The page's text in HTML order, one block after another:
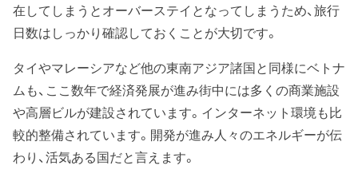
在してしまうとオーバーステイとなってしまうため、旅行
日数はしっかり確認しておくことが大切です。
タイやマレーシアなど他の東南アジア諸国と同様にベトナ
ムも、ここ数年で経済発展が進み街中には多くの商業施設
や高層ビルが建設されています。インターネット環境も比
較的整備されています。開発が進み人々のエネルギーが伝
わり、活気ある国だと言えます。